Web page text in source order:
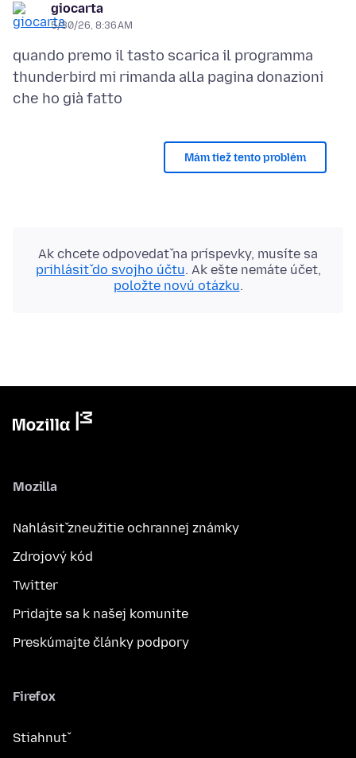
giocarta
5/30/26, 8:36 AM
quando premo il tasto scarica il programma
thunderbird mi rimanda alla pagina donazioni
Mám tiež tento problém
Ak chcete odpovedať na príspevky, musíte sa
prihlásiť do svojho účtu. Ak ešte nemáte účet,
položte novú otázku.
Mozilla
Nahlásiť zneužitie ochrannej známky
Zdrojový kód
Twitter
Pridajte sa k našej komunite
Preskúmajte články podpory
Firefox
Stiahnuť